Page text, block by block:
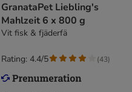
GranataPet Liebling's
Mahlzeit 6 x 800 g
Vit fisk & fjäderfä
Rating: 4.4/5 (43)